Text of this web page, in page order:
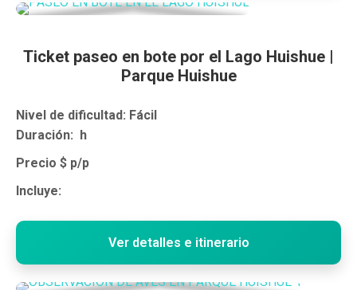
Ticket paseo en bote por el Lago Huishue |
Parque Huishue
Nivel de dificultad: Fácil
Duración: h
Precio $ p/p
Incluye:
Ver detalles e itinerario